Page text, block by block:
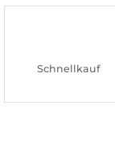
Schnellkauf